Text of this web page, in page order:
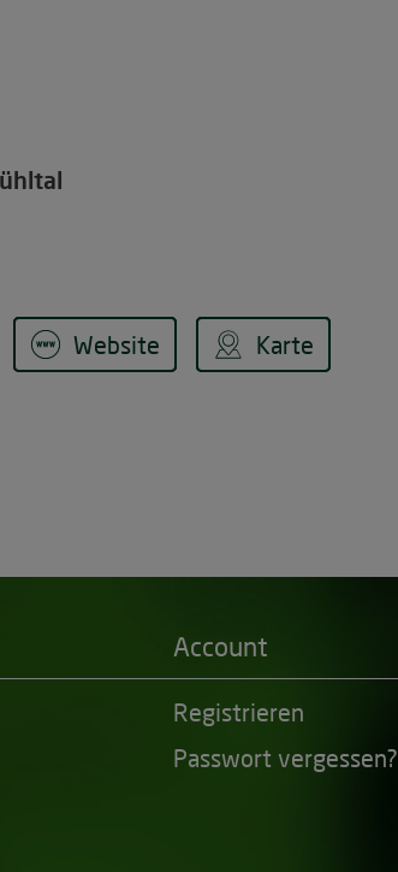
Website Karte
Account
Registrieren
Passwort vergessen?